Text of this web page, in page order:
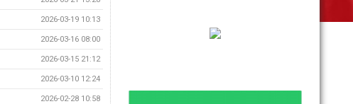
2026-03-19 10:13
2026-03-16 08:00
2026-03-15 21:12
2026-03-10 12:24
2026-02-28 10:58